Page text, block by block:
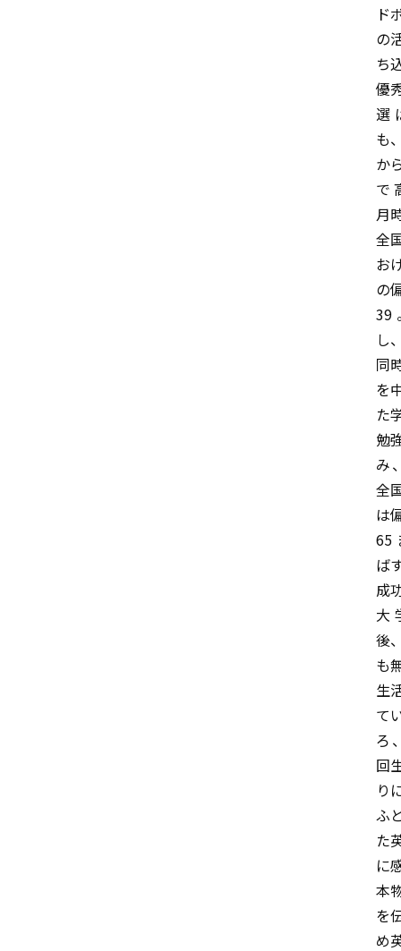
ド
の
ち
優
選
も
か
で
月
全
お
の
39
し
同
を
た
勉
み
全
は
65
ば
成
大
後
も
生
て
ろ
回
り
ふ
た
に
本
を
め